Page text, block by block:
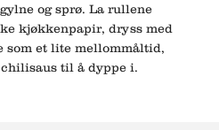
og sprø. La rullene
kjøkkenpapir, dryss med
som et lite mellommåltid,
chilisaus til å dyppe i.